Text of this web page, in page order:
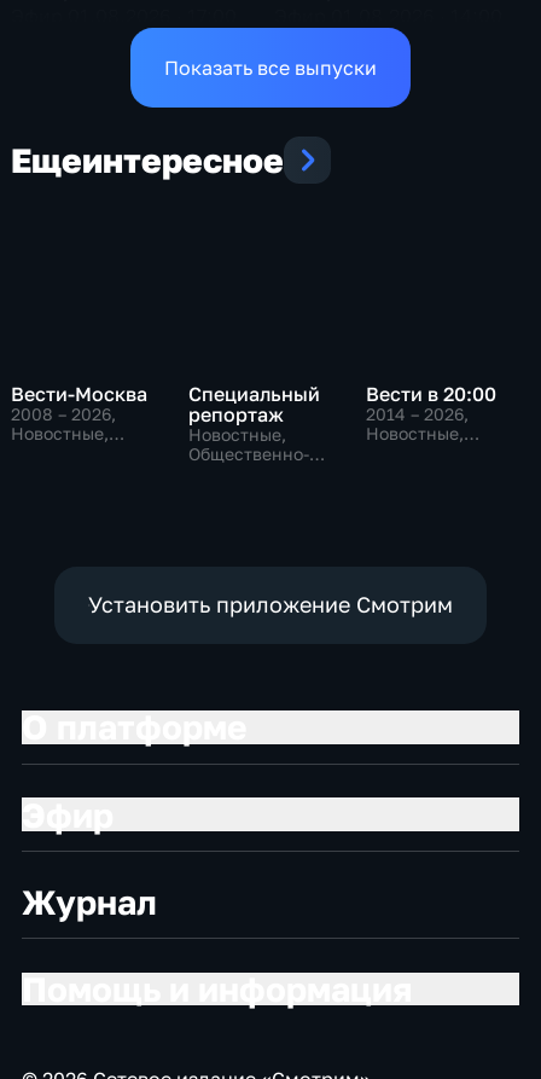
Показать все выпуски
Ещеинтересное
Вести-Москва
2008 – 2026,
Новостные,
Специальный
репортаж
Новостные,
Общественно-
Вести в 20:00
2014 – 2026,
Новостные,
Установить приложение Смотрим
Журнал